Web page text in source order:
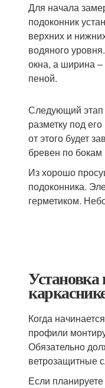
Для начала
подоконник
верхних и
водяного
окна, а ширина
пеной.
Следующий этап
разметку под
от этого будет
бревен по
Из хорошо
подоконника.
герметиком.
Когда
профили
Обязательно
ветрозащитные
Если